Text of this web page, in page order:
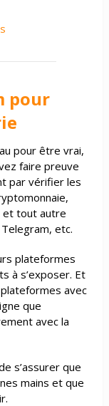
pour
pour être vrai,
faire preuve
par vérifier les
et tout autre
etc.
plateformes
à s’exposer. Et
avec
que
avec la
s’assurer que
mains et que